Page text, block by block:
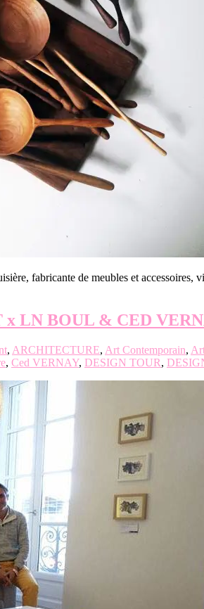
fabricante de meubles et
Résidence des Docks HIFLAT‏ x LN BOUL & CED
, ARCHITECTURE, Art Contemporain,
, Ced VERNAY, DESIGN TOUR,